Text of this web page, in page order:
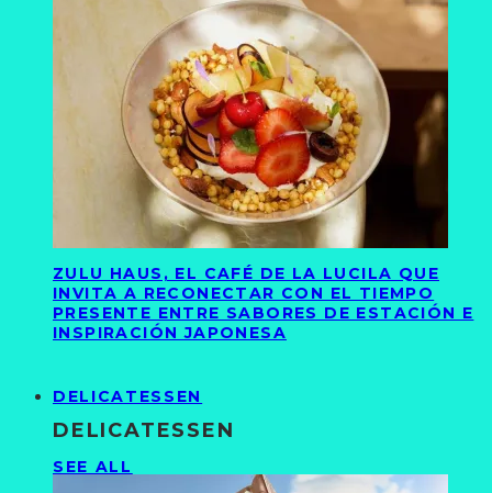
ZULU HAUS, EL CAFÉ DE LA LUCILA QUE
INVITA A RECONECTAR CON EL TIEMPO
PRESENTE ENTRE SABORES DE ESTACIÓN E
INSPIRACIÓN JAPONESA
DELICATESSEN
DELICATESSEN
SEE ALL